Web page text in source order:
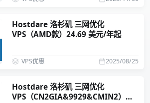
Hostdare 洛杉矶 三网优化
VPS（AMD款）24.69 美元/年起
2025/08/25
VPS优惠
Hostdare 洛杉矶 三网优化
VPS（CN2GIA&9929&CMIN2）年